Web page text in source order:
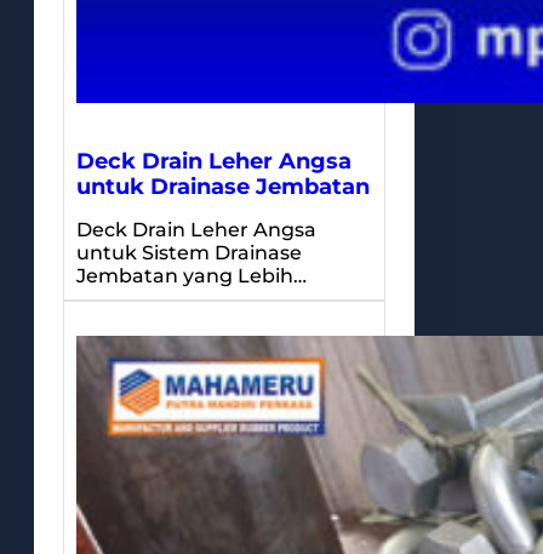
Deck Drain Leher Angsa
untuk Drainase Jembatan
Deck Drain Leher Angsa
untuk Sistem Drainase
Jembatan yang Lebih…